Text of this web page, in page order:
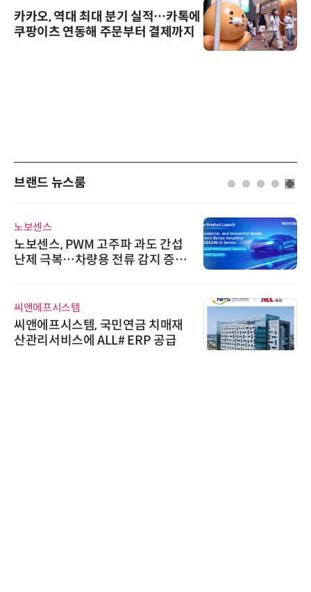
카카오, 역대 최대 분기 실적…카톡에
쿠팡이츠 연동해 주문부터 결제까지
브랜드 뉴스룸
노보센스
노보센스, PWM 고주파 과도 간섭
난제 극복…차량용 전류 감지 증폭
씨앤에프시스템
씨앤에프시스템, 국민연금 치매재
산관리서비스에 ALL# ERP 공급